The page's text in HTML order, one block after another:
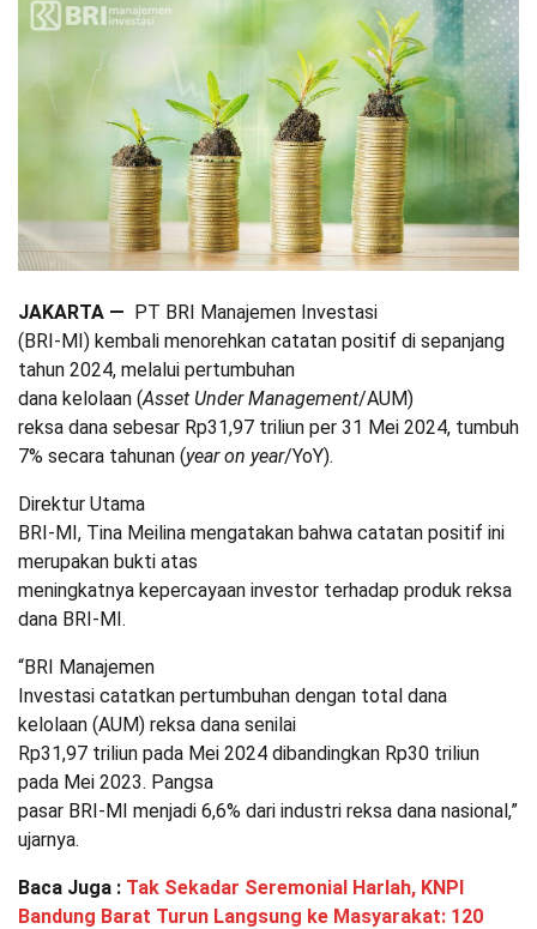
JAKARTA — PT BRI Manajemen Investasi
(BRI-MI) kembali menorehkan catatan positif di sepanjang
tahun 2024, melalui pertumbuhan
dana kelolaan (Asset Under Management/AUM)
reksa dana sebesar Rp31,97 triliun per 31 Mei 2024, tumbuh
7% secara tahunan (year on year/YoY).
Direktur Utama
BRI-MI, Tina Meilina mengatakan bahwa catatan positif ini
merupakan bukti atas
meningkatnya kepercayaan investor terhadap produk reksa
dana BRI-MI.
“BRI Manajemen
Investasi catatkan pertumbuhan dengan total dana
kelolaan (AUM) reksa dana senilai
Rp31,97 triliun pada Mei 2024 dibandingkan Rp30 triliun
pada Mei 2023. Pangsa
pasar BRI-MI menjadi 6,6% dari industri reksa dana nasional,”
ujarnya.
Baca Juga : Tak Sekadar Seremonial Harlah, KNPI
Bandung Barat Turun Langsung ke Masyarakat: 120